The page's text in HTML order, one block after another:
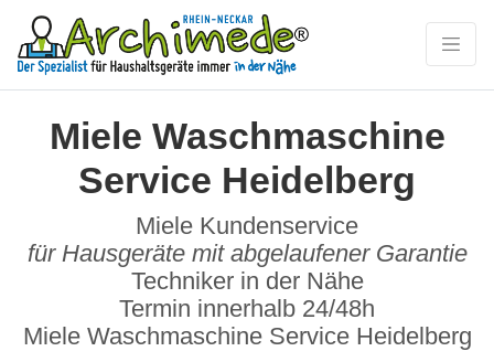
Miele Waschmaschine
Service Heidelberg
Miele Kundenservice
für Hausgeräte mit abgelaufener Garantie
Techniker in der Nähe
Termin innerhalb 24/48h
Miele Waschmaschine Service Heidelberg